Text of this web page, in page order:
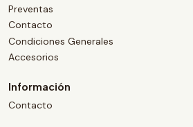
Preventas
Contacto
Condiciones Generales
Accesorios
Información
Contacto